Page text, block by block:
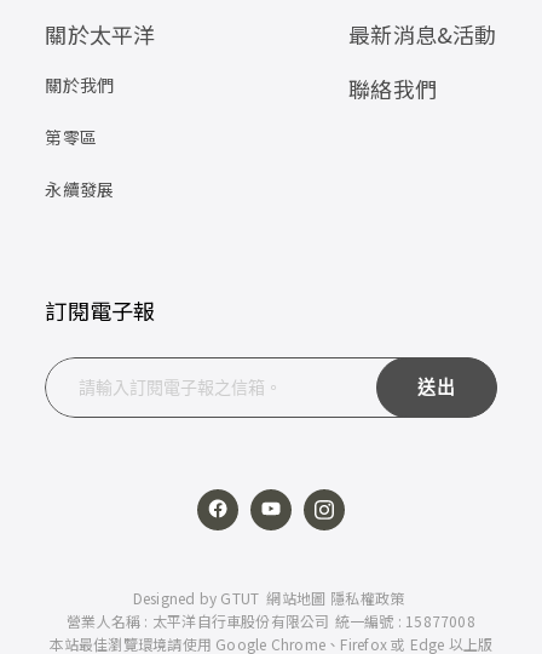
關於太平洋
關於我們
第零區
永續發展
最新消息&活動
聯絡我們
訂閱電子報
送出
Designed by GTUT 網站地圖 隱私權政策
營業人名稱 : 太平洋自行車股份有限公司 統一編號 : 15877008
本站最佳瀏覽環境請使用 Google Chrome、Firefox 或 Edge 以上版